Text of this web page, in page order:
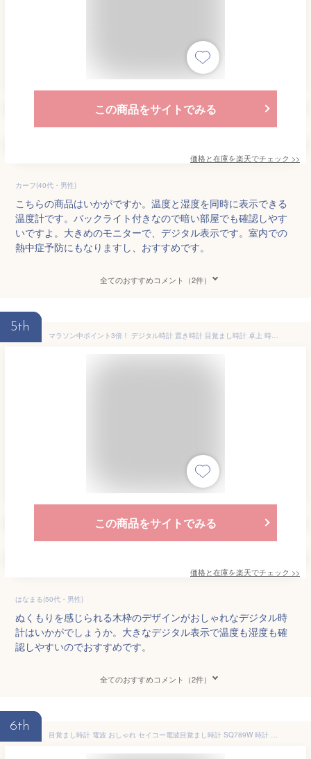
この商品をサイトでみる
価格と在庫を楽天でチェック >>
カーフ(40代・男性)
こちらの商品はいかがですか。温度と湿度を同時に表示できる
温度計です。バックライト付きなので暗い部屋でも確認しやす
いですよ。大きめのモニターで、デジタル表示です。室内での
熱中症予防にもなりますし、おすすめです。
全てのおすすめコメント（2件）
5th
マラソン中ポイント3倍！ デジタル時計 置き時計 目覚まし時計 卓上 時計 デジタル 北欧 アラーム 木製 ウッド LED表示 日付 温度 カレンダー 湿度 光る 輝度調節 連続秒針 サペリ ヤケキ 天然竹 置時計 インテリア シンプル ギフト
この商品をサイトでみる
価格と在庫を楽天でチェック >>
はなまる(50代・男性)
ぬくもりを感じられる木枠のデザインがおしゃれなデジタル時
計はいかがでしょうか。大きなデジタル表示で温度も湿度も確
認しやすいのでおすすめです。
全てのおすすめコメント（2件）
6th
目覚まし時計 電波 おしゃれ セイコー電波目覚まし時計 SQ789W 時計 電波時計 置時計 かわいい 温度 湿度 置き時計 デジタル 温度計 湿度計 付き時計 デジタル時計 カレンダー 電波目覚まし時計 カレンダー時計 カレンダー セイコークロック ホワイト 【B】